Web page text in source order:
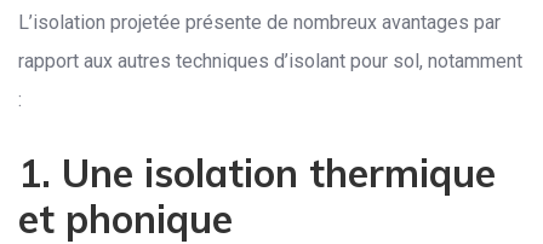
L’isolation projetée présente de nombreux avantages par
rapport aux autres techniques d’isolant pour sol, notamment
:
1. Une isolation thermique
et phonique